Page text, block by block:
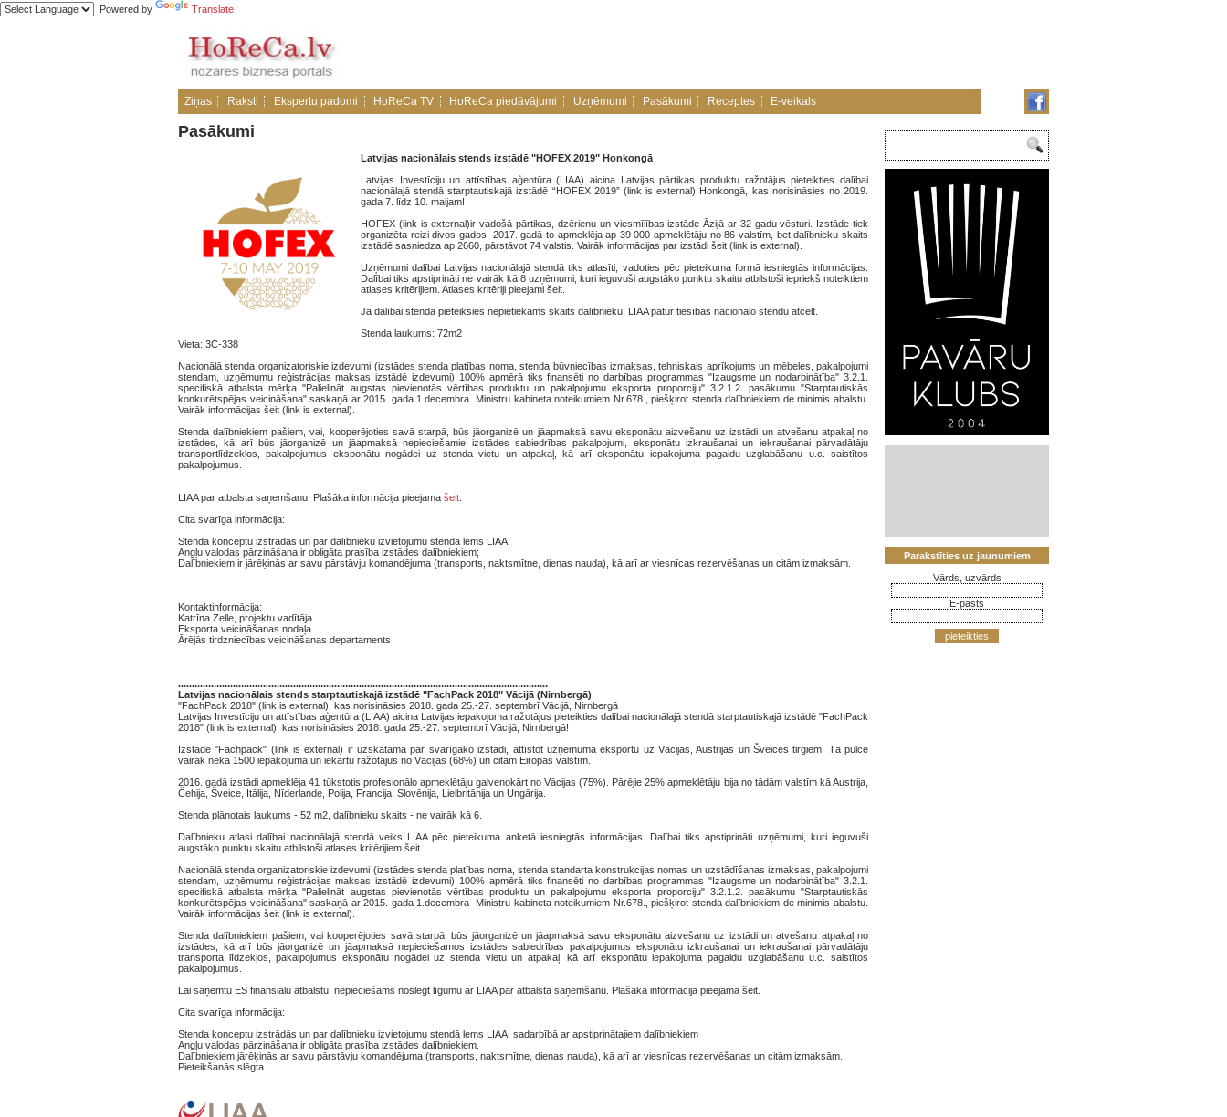
Powered by Translate
Ziņas Raksti Ekspertu padomi HoReCa TV HoReCa piedāvājumi Uzņēmumi Pasākumi Receptes E-veikals
Pasākumi
Latvijas nacionālais stends izstādē "HOFEX 2019" Honkongā
Latvijas Investīciju un attīstības aģentūra (LIAA) aicina Latvijas pārtikas produktu ražotājus pieteikties dalībai
nacionālajā stendā starptautiskajā izstādē “HOFEX 2019” (link is external) Honkongā, kas norisināsies no 2019.
gada 7. līdz 10. maijam!
HOFEX (link is external)ir vadošā pārtikas, dzērienu un viesmīlības izstāde Āzijā ar 32 gadu vēsturi. Izstāde tiek
organizēta reizi divos gados. 2017. gadā to apmeklēja ap 39 000 apmeklētāju no 86 valstīm, bet dalībnieku skaits
izstādē sasniedza ap 2660, pārstāvot 74 valstis. Vairāk informācijas par izstādi šeit (link is external).
Uzņēmumi dalībai Latvijas nacionālajā stendā tiks atlasīti, vadoties pēc pieteikuma formā iesniegtās informācijas.
Dalībai tiks apstiprināti ne vairāk kā 8 uzņēmumi, kuri ieguvuši augstāko punktu skaitu atbilstoši iepriekš noteiktiem
atlases kritērijiem. Atlases kritēriji pieejami šeit.
Ja dalībai stendā pieteiksies nepietiekams skaits dalībnieku, LIAA patur tiesības nacionālo stendu atcelt.
Stenda laukums: 72m2
Vieta: 3C-338
Nacionālā stenda organizatoriskie izdevumi (izstādes stenda platības noma, stenda būvniecības izmaksas, tehniskais aprīkojums un mēbeles, pakalpojumi
stendam, uzņēmumu reģistrācijas maksas izstādē izdevumi) 100% apmērā tiks finansēti no darbības programmas "Izaugsme un nodarbinātība" 3.2.1.
specifiskā atbalsta mērķa "Palielināt augstas pievienotās vērtības produktu un pakalpojumu eksporta proporciju" 3.2.1.2. pasākumu "Starptautiskās
konkurētspējas veicināšana" saskaņā ar 2015. gada 1.decembra Ministru kabineta noteikumiem Nr.678., piešķirot stenda dalībniekiem de minimis abalstu.
Vairāk informācijas šeit (link is external).
Stenda dalībniekiem pašiem, vai, kooperējoties savā starpā, būs jāorganizē un jāapmaksā savu eksponātu aizvešanu uz izstādi un atvešanu atpakaļ no
izstādes, kā arī būs jāorganizē un jāapmaksā nepieciešamie izstādes sabiedrības pakalpojumi, eksponātu izkraušanai un iekraušanai pārvadātāju
transportlīdzekļos, pakalpojumus eksponātu nogādei uz stenda vietu un atpakaļ, kā arī eksponātu iepakojuma pagaidu uzglabāšanu u.c. saistītos
pakalpojumus.
LIAA par atbalsta saņemšanu. Plašāka informācija pieejama šeit.
Cita svarīga informācija:
Stenda konceptu izstrādās un par dalībnieku izvietojumu stendā lems LIAA;
Angļu valodas pārzināšana ir obligāta prasība izstādes dalībniekiem;
Dalībniekiem ir jārēķinās ar savu pārstāvju komandējuma (transports, naktsmītne, dienas nauda), kā arī ar viesnīcas rezervēšanas un citām izmaksām.
Kontaktinformācija:
Katrīna Zelle, projektu vadītāja
Eksporta veicināšanas nodaļa
Ārējās tirdzniecības veicināšanas departaments
.......................................................................................................................................
Latvijas nacionālais stends starptautiskajā izstādē "FachPack 2018" Vācijā (Nirnbergā)
"FachPack 2018" (link is external), kas norisināsies 2018. gada 25.-27. septembrī Vācijā, Nirnbergā
Latvijas Investīciju un attīstības aģentūra (LIAA) aicina Latvijas iepakojuma ražotājus pieteikties dalībai nacionālajā stendā starptautiskajā izstādē "FachPack
2018" (link is external), kas norisināsies 2018. gada 25.-27. septembrī Vācijā, Nirnbergā!
Izstāde "Fachpack" (link is external) ir uzskatāma par svarīgāko izstādi, attīstot uzņēmuma eksportu uz Vācijas, Austrijas un Šveices tirgiem. Tā pulcē
vairāk nekā 1500 iepakojuma un iekārtu ražotājus no Vācijas (68%) un citām Eiropas valstīm.
2016. gadā izstādi apmeklēja 41 tūkstotis profesionālo apmeklētāju galvenokārt no Vācijas (75%). Pārējie 25% apmeklētāju bija no tādām valstīm kā Austrija,
Čehija, Šveice, Itālija, Nīderlande, Polija, Francija, Slovēnija, Lielbritānija un Ungārija.
Stenda plānotais laukums - 52 m2, dalībnieku skaits - ne vairāk kā 6.
Dalībnieku atlasi dalībai nacionālajā stendā veiks LIAA pēc pieteikuma anketā iesniegtās informācijas. Dalībai tiks apstiprināti uzņēmumi, kuri ieguvuši
augstāko punktu skaitu atbilstoši atlases kritērijiem šeit.
Nacionālā stenda organizatoriskie izdevumi (izstādes stenda platības noma, stenda standarta konstrukcijas nomas un uzstādīšanas izmaksas, pakalpojumi
stendam, uzņēmumu reģistrācijas maksas izstādē izdevumi) 100% apmērā tiks finansēti no darbības programmas "Izaugsme un nodarbinātība" 3.2.1.
specifiskā atbalsta mērķa "Palielināt augstas pievienotās vērtības produktu un pakalpojumu eksporta proporciju" 3.2.1.2. pasākumu "Starptautiskās
konkurētspējas veicināšana" saskaņā ar 2015. gada 1.decembra Ministru kabineta noteikumiem Nr.678., piešķirot stenda dalībniekiem de minimis abalstu.
Vairāk informācijas šeit (link is external).
Stenda dalībniekiem pašiem, vai kooperējoties savā starpā, būs jāorganizē un jāapmaksā savu eksponātu aizvešanu uz izstādi un atvešanu atpakaļ no
izstādes, kā arī būs jāorganizē un jāapmaksā nepieciešamos izstādes sabiedrības pakalpojumus eksponātu izkraušanai un iekraušanai pārvadātāju
transporta līdzekļos, pakalpojumus eksponātu nogādei uz stenda vietu un atpakaļ, kā arī eksponātu iepakojuma pagaidu uzglabāšanu u.c. saistītos
pakalpojumus.
Lai saņemtu ES finansiālu atbalstu, nepieciešams noslēgt līgumu ar LIAA par atbalsta saņemšanu. Plašāka informācija pieejama šeit.
Cita svarīga informācija:
Stenda konceptu izstrādās un par dalībnieku izvietojumu stendā lems LIAA, sadarbībā ar apstiprinātajiem dalībniekiem
Angļu valodas pārzināšana ir obligāta prasība izstādes dalībniekiem.
Dalībniekiem jārēķinās ar savu pārstāvju komandējuma (transports, naktsmītne, dienas nauda), kā arī ar viesnīcas rezervēšanas un citām izmaksām.
Pieteikšanās slēgta.
Parakstīties uz jaunumiem
Vārds, uzvārds
E-pasts
pieteikties